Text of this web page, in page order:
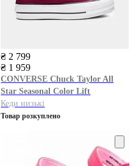
₴ 2 799
₴ 1 959
CONVERSE Chuck Taylor All
Star Seasonal Color Lift
Кеди низькі
Товар розкуплено